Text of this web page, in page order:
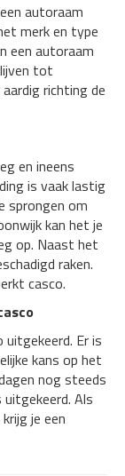
autoraam
merk en type
een autoraam
tot
richting de
en ineens
is vaak lastig
sprongen om
kan het je
op. Naast het
raken.
casco.
Er is
kans op het
nog steeds
Als
je een